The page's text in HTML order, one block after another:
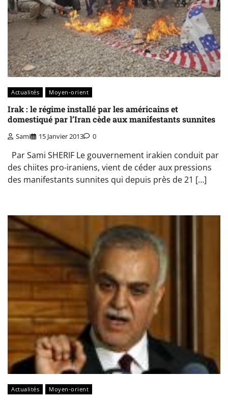
Actualités Moyen-orient
Irak : le régime installé par les américains et
domestiqué par l’Iran cède aux manifestants sunnites
Sami 15 Janvier 2013 0
Par Sami SHERIF Le gouvernement irakien conduit par
des chiites pro-iraniens, vient de céder aux pressions
des manifestants sunnites qui depuis près de 21 […]
Actualités Moyen-orient